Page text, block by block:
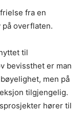
fra en
overflaten.
til
bevissthet er man
men på
tilgjengelig.
hører til